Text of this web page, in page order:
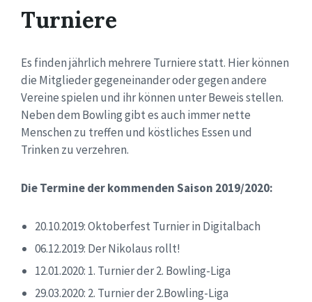
Turniere
Es finden jährlich mehrere Turniere statt. Hier können
die Mitglieder gegeneinander oder gegen andere
Vereine spielen und ihr können unter Beweis stellen.
Neben dem Bowling gibt es auch immer nette
Menschen zu treffen und köstliches Essen und
Trinken zu verzehren.
Die Termine der kommenden Saison 2019/2020:
20.10.2019: Oktoberfest Turnier in Digitalbach
06.12.2019: Der Nikolaus rollt!
12.01.2020: 1. Turnier der 2. Bowling-Liga
29.03.2020: 2. Turnier der 2.Bowling-Liga